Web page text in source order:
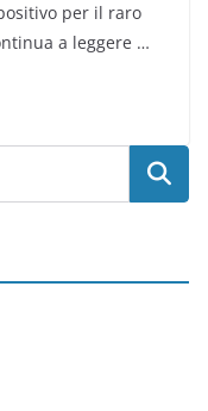
per il raro
a leggere …